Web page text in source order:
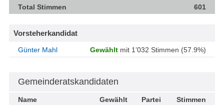
Total Stimmen
601
Vorsteherkandidat
Günter Mahl Gewählt mit 1’032 Stimmen (57.9%)
Gemeinderatskandidaten
Name Gewählt Partei Stimmen